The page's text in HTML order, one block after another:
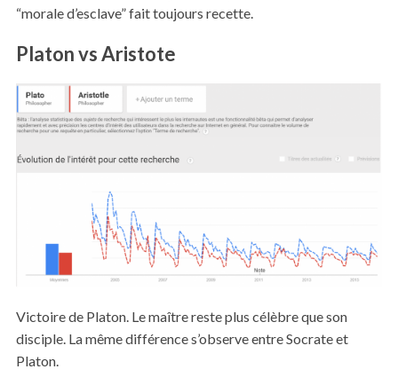
“morale d’esclave” fait toujours recette.
Platon vs Aristote
Victoire de Platon. Le maître reste plus célèbre que son
disciple. La même différence s’observe entre Socrate et
Platon.